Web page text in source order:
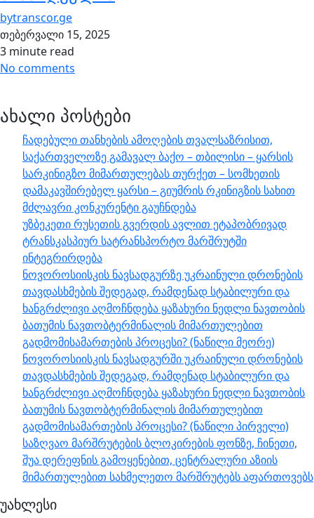
bytranscor.ge
თებერვალი 15, 2025
3 minute read
No comments
ახალი პოსტები
ჩადებული თანხების ამოღების თვალსაზრისით,
საქართველოზე გამავალ ბაქო – თბილისი – ყარსის
სარკინიგზო მიმართულებას თურქეთ – სომხეთის
დამაკავშირებელ ყარსი – გიუმრის რკინიგზის სახით
მძლავრი კონკურენტი გაუჩნდება
უზბეკეთი რუსეთის გვერდის ავლით ეტაპობრივად
ტრანსკასპიურ სატრანსპორტო მარშრუტში
ინტეგრირდება
ნოვოროსიისკის ნავსადგურზე უკრაინული დრონების
თავდასხმების შედეგად, რამდენად სტაბილური და
ხანგრძლივი აღმოჩნდება ყაზახური ნედლი ნავთობის
ბათუმის ნავთობტერმინალის მიმართულებით
გადმომისამართების პროცესი? (ნაწილი მეორე)
ნოვოროსიისკის ნავსადგურში უკრაინული დრონების
თავდასხმების შედეგად, რამდენად სტაბილური და
ხანგრძლივი აღმოჩნდება ყაზახური ნედლი ნავთობის
ბათუმის ნავთობტერმინალის მიმართულებით
გადმომისამართების პროცესი? (ნაწილი პირველი)
საზღვაო მარშრუტების ბლოკირების ფონზე, ჩინეთი,
შუა დერეფნის გამოყენებით, ცენტრალური აზიის
მიმართულებით სახმელეთო მარშრუტებს აფართოვებს
უახლესი